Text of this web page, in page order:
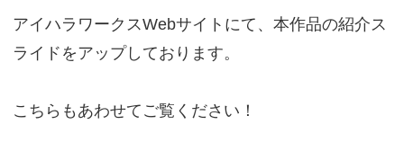
アイハラワークスWebサイトにて、本作品の紹介ス
ライドをアップしております。
こちらもあわせてご覧ください！